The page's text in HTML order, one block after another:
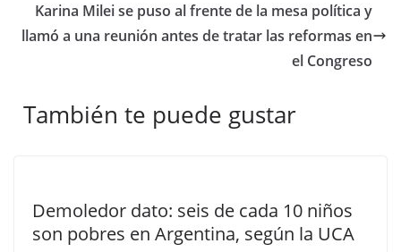
Karina Milei se puso al frente de la mesa política y
llamó a una reunión antes de tratar las reformas en
el Congreso
También te puede gustar
Demoledor dato: seis de cada 10 niños
son pobres en Argentina, según la UCA